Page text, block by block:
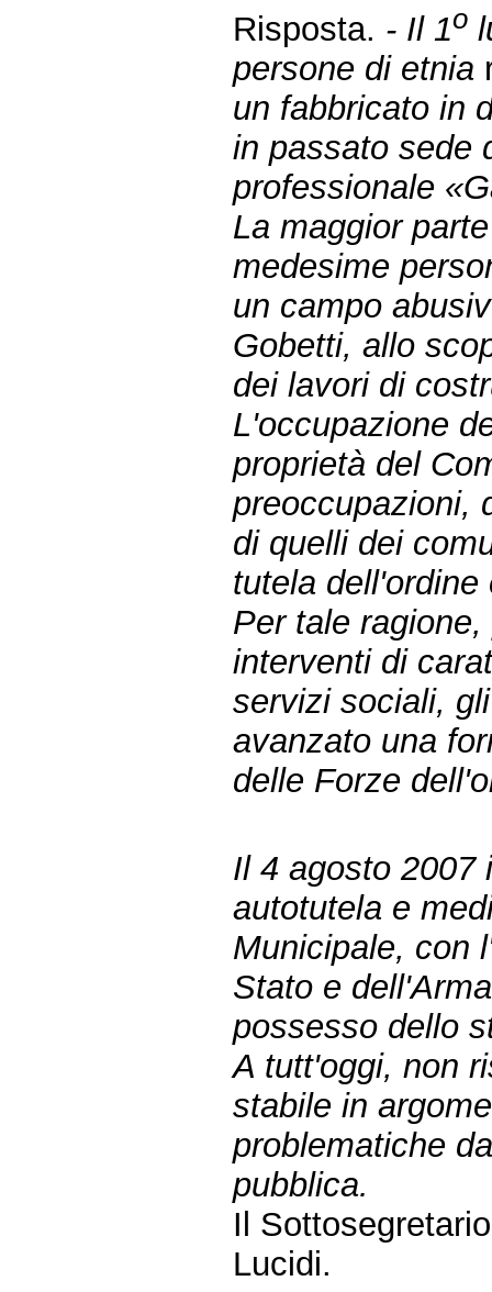
Risposta. - Il 1o
persone di etnia
un fabbricato in
in passato sede
professionale
La maggior
medesime
un campo
Gobetti, allo
dei lavori di
L'occupazione
proprietà del
preoccupazioni,
di quelli dei
tutela
Per tale
interventi di
servizi sociali,
avanzato una
delle Forze
Il 4 agosto 2007
autotutela e
Municipale, con
Stato e
possesso dello
A tutt'oggi, non
stabile in
problematiche
pubblica.
Il
Lucidi.